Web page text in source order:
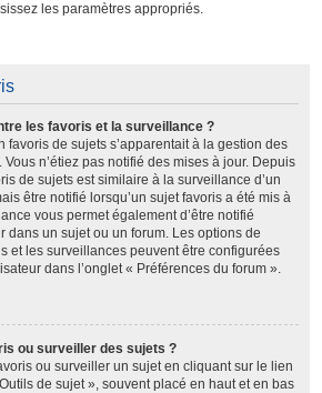
les paramètres appropriés.
les favoris et la surveillance ?
favoris de sujets s’apparentait à la gestion des
n’étiez pas notifié des mises à jour. Depuis
de sujets est similaire à la surveillance d’un
être notifié lorsqu’un sujet favoris a été mis à
vous permet également d’être notifié
dans un sujet ou un forum. Les options de
et les surveillances peuvent être configurées
dans l’onglet « Préférences du forum ».
ou surveiller des sujets ?
ou surveiller un sujet en cliquant sur le lien
de sujet », souvent placé en haut et en bas